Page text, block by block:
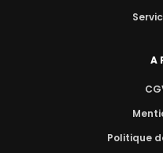
A
Politique